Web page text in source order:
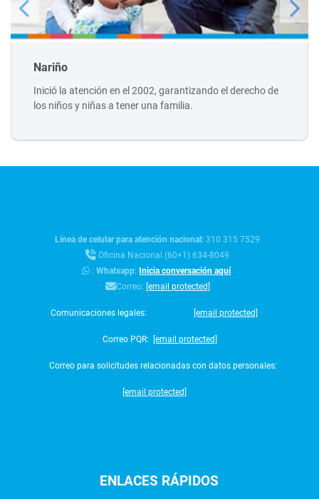
Nariño
Inició la atención en el 2002, garantizando el derecho de
los niños y niñas a tener una familia.
Línea de celular para atención nacional:310 315 7529
Oficina Nacional (60+1) 634-8049
:Whatsapp: Inicia conversación aquí
Correo: [email protected]
Comunicaciones legales: [email protected]
Correo PQR: [email protected]
Correo para solicitudes relacionadas con datos personales:
[email protected]
ENLACES RÁPIDOS